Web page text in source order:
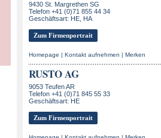
9430 St. Margrethen SG
Telefon +41 (0)71 855 44 34
Geschäftsart: HE, HA
Zum Firmenportrait
Homepage | Kontakt aufnehmen | Merken
RUSTO AG
9053 Teufen AR
Telefon +41 (0)71 845 55 33
Geschäftsart: HE
Zum Firmenportrait